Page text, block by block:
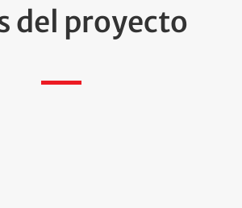
del proyecto